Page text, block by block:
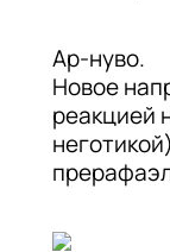
готикой.
Перед
Святого
Ар-нуво.
Новое
реакцией